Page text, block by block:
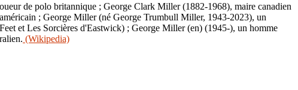
de polo britannique ; George Clark Miller (1882-1968), maire canadien
; George Miller (né George Trumbull Miller, 1943-2023), un
et Les Sorcières d'Eastwick) ; George Miller (en) (1945-), un homme
(Wikipedia)